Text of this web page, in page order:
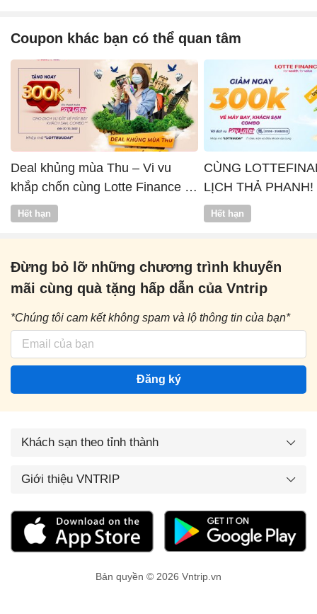
Coupon khác bạn có thể quan tâm
Deal khủng mùa Thu – Vi vu
khắp chốn cùng Lotte Finance x
Vntrip
Hết hạn
CÙNG
LỊCH THẢ PHANH!
Hết hạn
Đừng bỏ lỡ những chương trình khuyến
mãi cùng quà tặng hấp dẫn của Vntrip
*Chúng tôi cam kết không spam và lộ thông tin của bạn*
Đăng ký
Khách sạn theo tỉnh thành
Giới thiệu VNTRIP
Bản quyền © 2026 Vntrip.vn